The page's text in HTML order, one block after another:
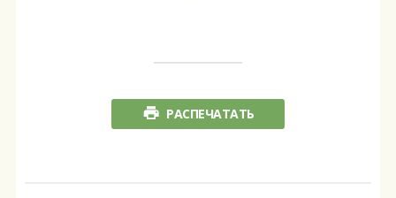
РАСПЕЧАТАТЬ